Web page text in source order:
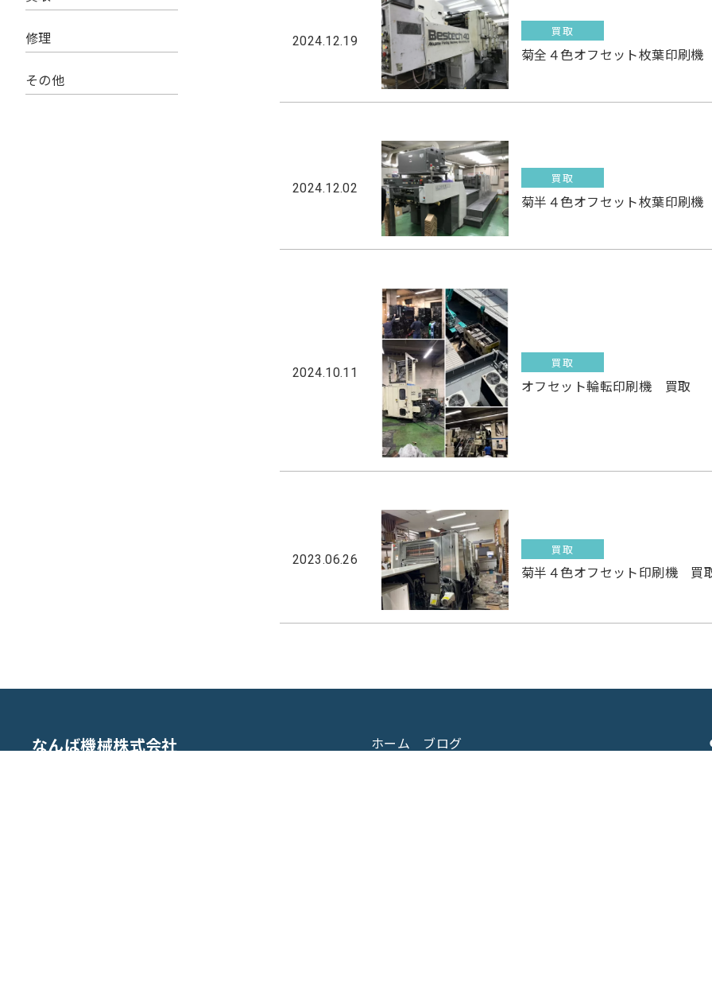
修理
その他
2024.12.19
買取
菊全４色オフセット枚葉印刷
2024.12.02
買取
菊半４色オフセット枚葉印刷
2024.10.11
買取
オフセット輪転印刷機 買取
2023.06.26
買取
菊半４色オフセット印刷機 買
なんば機械株式会社
ホーム
ブログ